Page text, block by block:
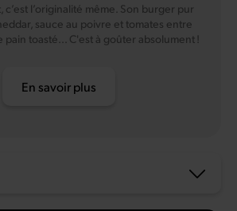
c’est l’originalité même. Son burger pur
sauce au poivre et tomates entre
pain toasté... C'est à goûter absolument !
En savoir plus